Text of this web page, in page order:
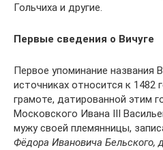
Гольчиха и другие.
Первые сведения о Вичуге
Первое упоминание названия
источниках относится к 1482
грамоте, датированной этим
Московского Ивана III
мужу своей племянницы,
Фёдора Ивановича Бельского,